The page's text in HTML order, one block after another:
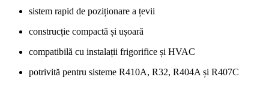
sistem rapid de poziționare a țevii
construcție compactă și ușoară
compatibilă cu instalații frigorifice și HVAC
potrivită pentru sisteme R410A, R32, R404A și R407C